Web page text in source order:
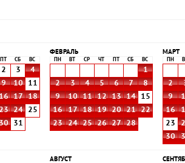
СБ ВС
2 3
4
9 10
11
17
18
24
25
31
ФЕВРАЛЬ
ПН ВТ СР ЧТ СБ ВС
1
2
3 4 5 6 7
8
9
10 11 12 13 14
15
16
17 18 19 20 21
22
23
24 25 26 27 28
МАРТ
ПН
2
9
16
23
30
АВГУСТ